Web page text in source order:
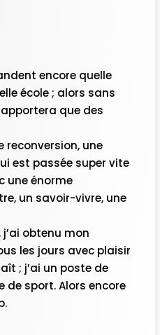
encore quelle
école ; alors sans
que des
reconversion, une
est passée super vite
une énorme
un savoir-vivre, une
j’ai obtenu mon
les jours avec plaisir
; j’ai un poste de
de sport. Alors encore